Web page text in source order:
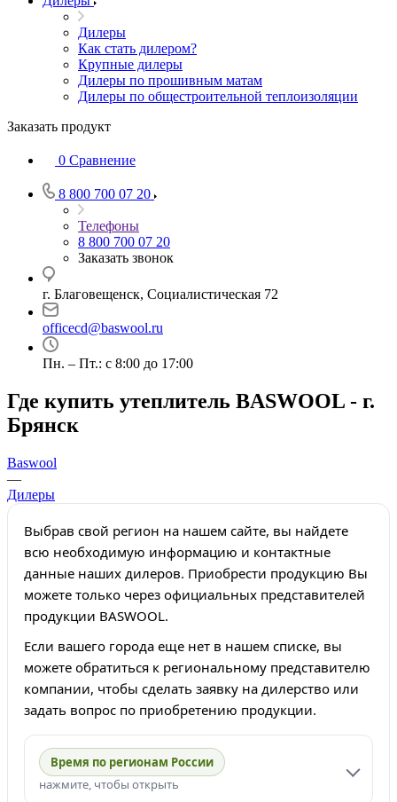
Дилеры
Как стать дилером?
Крупные дилеры
Дилеры по прошивным матам
Дилеры по общестроительной теплоизоляции
Заказать продукт
0 Сравнение
8 800 700 07 20
Телефоны
8 800 700 07 20
Заказать звонок
г. Благовещенск, Социалистическая 72
officecd@baswool.ru
Пн. – Пт.: с 8:00 до 17:00
Где купить утеплитель BASWOOL - г.
Брянск
Baswool
—
Дилеры
Выбрав свой регион на нашем сайте, вы найдете
всю необходимую информацию и контактные
данные наших дилеров. Приобрести продукцию Вы
можете только через официальных представителей
продукции BASWOOL.
Если вашего города еще нет в нашем списке, вы
можете обратиться к региональному представителю
компании, чтобы сделать заявку на дилерство или
задать вопрос по приобретению продукции.
Время по регионам России
нажмите, чтобы открыть